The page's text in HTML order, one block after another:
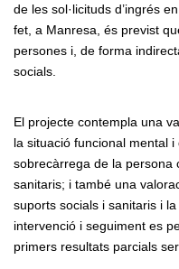
de les sol·licituds d’ingrés
fet, a Manresa, és previst
persones i, de forma
socials.
El projecte contempla una
la situació funcional mental
sobrecàrrega de la persona
sanitaris; i també una
suports socials i sanitaris i
intervenció i seguiment es
primers resultats parcials